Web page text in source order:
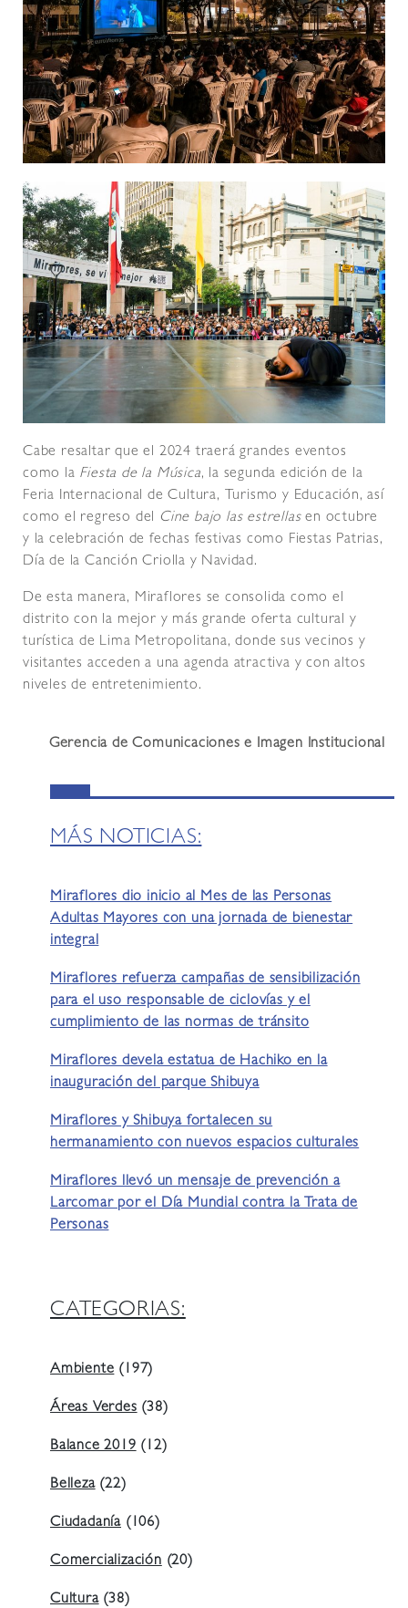
Cabe resaltar que el 2024 traerá grandes eventos
como la Fiesta de la Música, la segunda edición de la
Feria Internacional de Cultura, Turismo y Educación, así
como el regreso del Cine bajo las estrellasen octubre
y la celebración de fechas festivas como Fiestas Patrias,
Día de la Canción Criolla y Navidad.
De esta manera, Miraflores se consolida como el
distrito con la mejor y más grande oferta cultural y
turística de Lima Metropolitana, donde sus vecinos y
visitantes acceden a una agenda atractiva y con altos
niveles de entretenimiento.
Gerencia de Comunicaciones e Imagen Institucional
MÁS NOTICIAS:
Miraflores dio inicio al Mes de las Personas
Adultas Mayores con una jornada de bienestar
integral
Miraflores refuerza campañas de sensibilización
para el uso responsable de ciclovías y el
cumplimiento de las normas de tránsito
Miraflores devela estatua de Hachiko en la
inauguración del parque Shibuya
Miraflores y Shibuya fortalecen su
hermanamiento con nuevos espacios culturales
Miraflores llevó un mensaje de prevención a
Larcomar por el Día Mundial contra la Trata de
Personas
CATEGORIAS:
Ambiente (197)
Áreas Verdes (38)
Balance 2019 (12)
Belleza(22)
Ciudadanía (106)
Comercialización (20)
Cultura(38)